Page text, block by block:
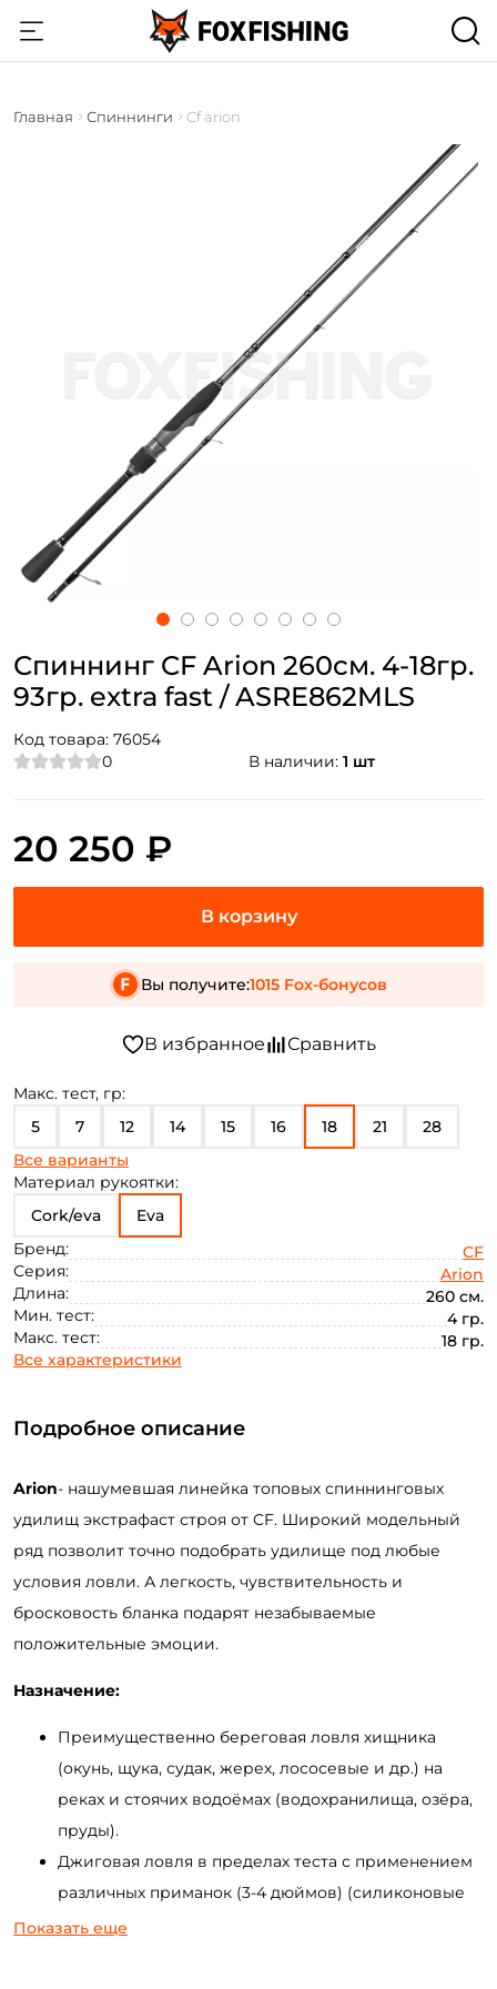
Главная Спиннинги Cf arion
Спиннинг CF Arion 260см. 4-18гр.
93гр. extra fast / ASRE862MLS
Код товара: 76054
0
В наличии: 1 шт
Макс. тест, гр:
5
7 12 14 15 16 18 21 28
35 45
Все варианты
Материал рукоятки:
Cork/eva
Eva
Бренд:
CF
Серия:
Arion
Длина:
260 см.
Мин. тест:
4 гр.
Макс. тест:
18 гр.
Все характеристики
20 250 ₽
Вы получите:1015 Fox-бонусов
Подробное описание
Arion- нашумевшая линейка топовых спиннинговых
удилищ экстрафаст строя от CF. Широкий модельный
ряд позволит точно подобрать удилище под любые
условия ловли. А легкость, чувствительность и
бросковость бланка подарят незабываемые
положительные эмоции.
Назначение:
Преимущественно береговая ловля хищника
(окунь, щука, судак, жерех, лососевые и др.) на
реках и стоячих водоёмах (водохранилища, озёра,
пруды).
Джиговая ловля в пределах теста с применением
различных приманок (3-4 дюймов) (силиконовые
приманки, поролоновые рыбки, мандулы и др).
Показать еще